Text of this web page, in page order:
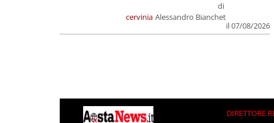
cervinia
di
Alessandro Bianchet
il 07/08/2026
DIRETTORE